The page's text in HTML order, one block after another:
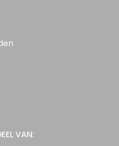
VAN: